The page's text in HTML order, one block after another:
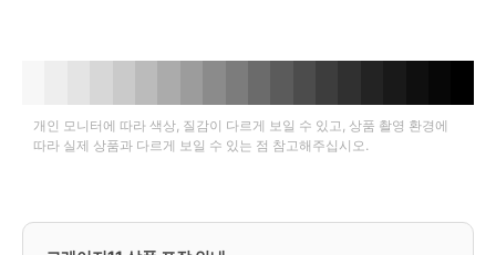
개인 모니터에 따라 색상, 질감이 다르게 보일 수 있고, 상품 촬영 환경에
따라 실제 상품과 다르게 보일 수 있는 점 참고해주십시오.